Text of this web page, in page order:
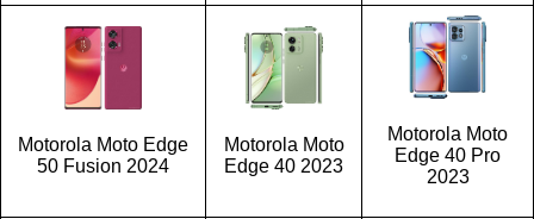
Motorola Moto Edge
50 Fusion 2024
Motorola Moto
Edge 40 2023
Motorola Moto
Edge 40 Pro
2023